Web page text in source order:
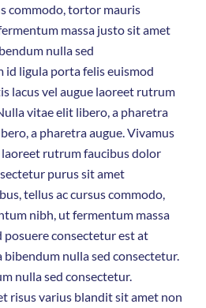
commodo, tortor mauris
massa justo sit amet
nulla sed
id ligula porta felis euismod
lacus vel augue laoreet rutrum
vitae elit libero, a pharetra
a pharetra augue. Vivamus
laoreet rutrum faucibus dolor
purus sit amet
tellus ac cursus commodo,
nibh, ut fermentum massa
posuere consectetur est at
nulla sed consectetur.
nulla sed consectetur.
risus varius blandit sit amet non